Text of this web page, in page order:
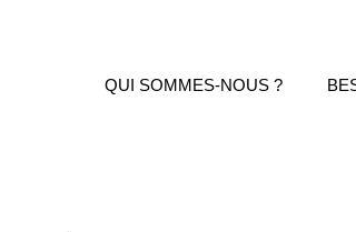
QUI SOMMES-NOUS ?